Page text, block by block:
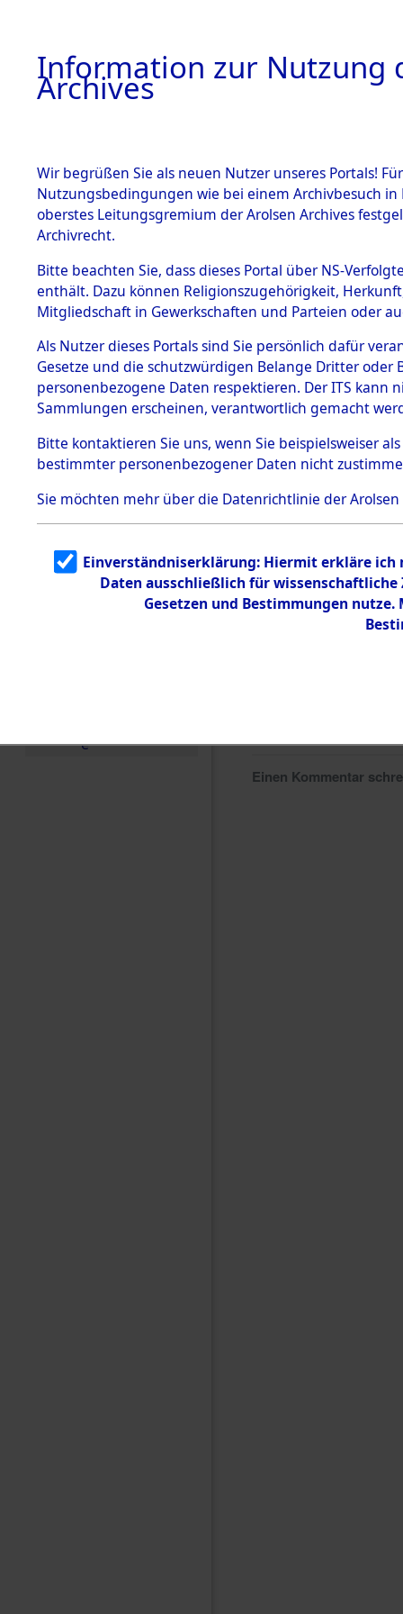
BESTÄNDE
1.
mente
5. Verschiedenes
5.3
Todesmärsche
5.3.1 Alliierte
Erhebungen
zu
Todesmärsch
en
5.3.2
g
5.3.3
Todesmärsch
e
Einen Kommentar
Information zur Nutzung
Archives
Wir begrüßen Sie als neuen Nutzer unseres Portals!
Nutzungsbedingungen wie bei einem Archivbesuch
oberstes Leitungsgremium der Arolsen Archives
Archivrecht.
Bitte beachten Sie, dass dieses Portal über NS-
enthält. Dazu können Religionszugehörigkeit,
Mitgliedschaft in Gewerkschaften und Parteien oder
Als Nutzer dieses Portals sind Sie persönlich dafür
Gesetze und die schutzwürdigen Belange Dritter
personenbezogene Daten respektieren. Der ITS
Sammlungen erscheinen, verantwortlich gemacht
Bitte kontaktieren Sie uns, wenn Sie beispielsweiser
bestimmter personenbezogener Daten nicht
Sie möchten mehr über die Datenrichtlinie der Arolsen
Einverständniserklärung: Hiermit erkläre ich
Daten ausschließlich für
Gesetzen und Bestimmungen